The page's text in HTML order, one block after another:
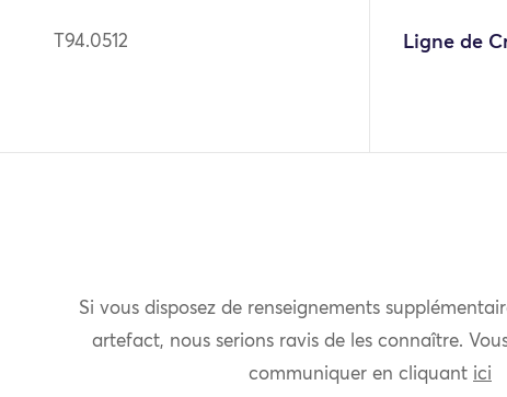
T94.0512 Ligne de
Si vous disposez de renseignements
artefact, nous serions ravis de les connaître.
communiquer en cliquant ici